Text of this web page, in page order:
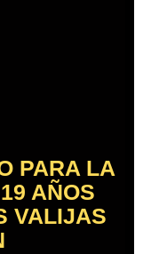
PARA LA
AÑOS
VALIJAS